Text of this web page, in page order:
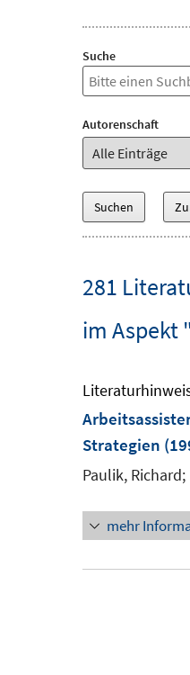
Suche
Autorenschaft
281
im Aspekt
Strategien
Paulik, Richard;
mehr